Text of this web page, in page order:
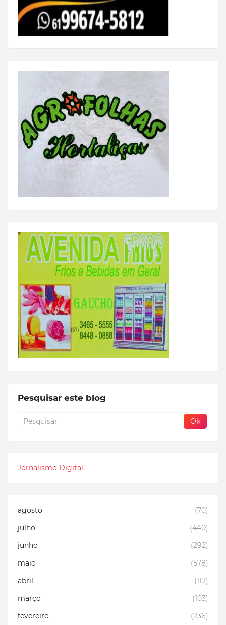
Pesquisar este blog
Jornalismo Digital
agosto
(70)
julho
(440)
junho
(292)
maio
(578)
abril
(117)
março
(103)
fevereiro
(236)